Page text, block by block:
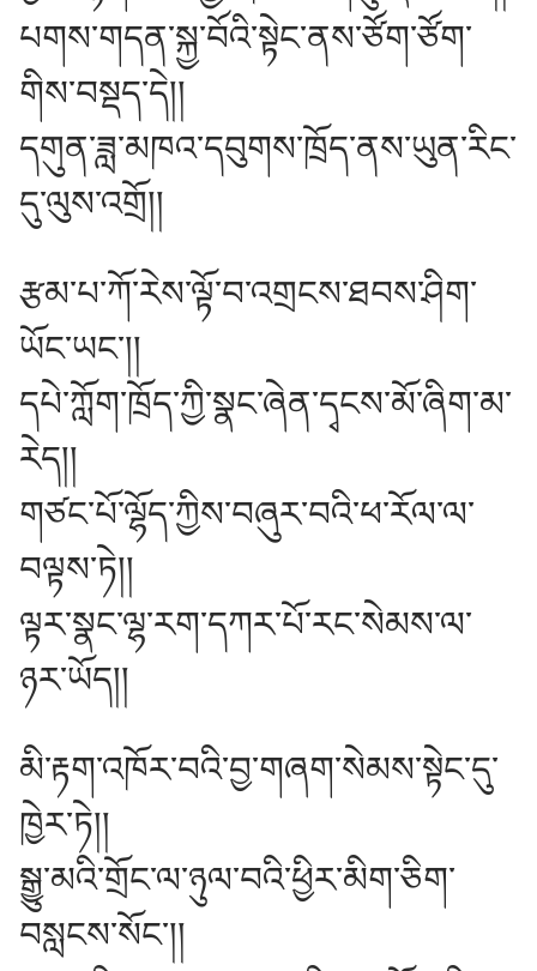
པགས་གདན་སྐྱ་བོའི་སྟེང་ནས་ཙོག་ཙོག་
གིས་བསྡད་དེ།།
དགུན་ཟླ་མཁའ་དབུགས་ཁྲོད་ནས་ཡུན་རིང་
དུ་ལུས་འགྲོ།།
རྩམ་པ་ཀོ་རེས་ལྟོ་བ་འགྲངས་ཐབས་ཤིག་
ཡོང་ཡང༌།།
དཔེ་ཀློག་ཁྲོད་ཀྱི་སྣང་ཞེན་དྭངས་མོ་ཞིག་མ་
རེད།།
གཙང་པོ་ལྷོད་ཀྱིས་བཞུར་བའི་ཕ་རོལ་ལ་
བལྟས་ཏེ།།
ལྟར་སྣང་ལྷ་རག་དཀར་པོ་རང་སེམས་ལ་
ཉར་ཡོད།།
མི་རྟག་འཁོར་བའི་བྱ་གཞག་སེམས་སྟེང་དུ་
ཁྱེར་ཏེ།།
སྒྱུ་མའི་གྲོང་ལ་ཉུལ་བའི་ཕྱིར་མིག་ཅིག་
བསླངས་སོང༌།།